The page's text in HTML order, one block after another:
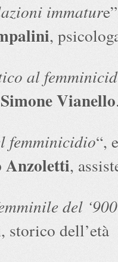
immatur
,
al
Vianello
femminicidio“,
Anzoletti,
del ‘900
, storico dell’età